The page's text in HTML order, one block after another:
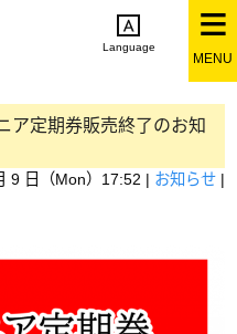
Language
한국어
MENU
ア定期券販売終了のお知
9 日（Mon）17:52 | お知らせ|